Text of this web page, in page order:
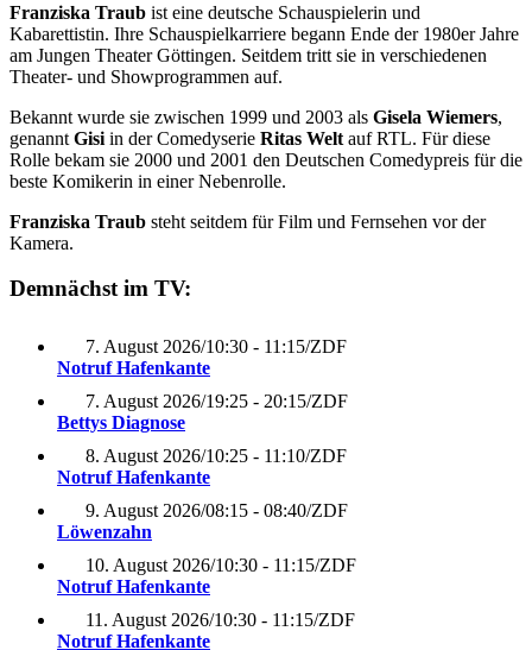
Franziska Traub ist eine deutsche Schauspielerin und
Kabarettistin. Ihre Schauspielkarriere begann Ende der 1980er Jahre
am Jungen Theater Göttingen. Seitdem tritt sie in verschiedenen
Theater- und Showprogrammen auf.
Bekannt wurde sie zwischen 1999 und 2003 als Gisela Wiemers,
genannt Gisi in der Comedyserie Ritas Welt auf RTL. Für diese
Rolle bekam sie 2000 und 2001 den Deutschen Comedypreis für die
beste Komikerin in einer Nebenrolle.
Franziska Traub steht seitdem für Film und Fernsehen vor der
Kamera.
Demnächst im TV:
7. August 2026/10:30 - 11:15/ZDF
Notruf Hafenkante
7. August 2026/19:25 - 20:15/ZDF
Bettys Diagnose
8. August 2026/10:25 - 11:10/ZDF
Notruf Hafenkante
9. August 2026/08:15 - 08:40/ZDF
Löwenzahn
10. August 2026/10:30 - 11:15/ZDF
Notruf Hafenkante
11. August 2026/10:30 - 11:15/ZDF
Notruf Hafenkante